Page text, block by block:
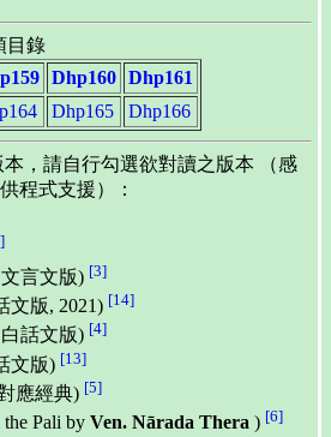
目錄
Dhp160 Dhp161
Dhp165 Dhp166
，請自行勾選欲對讀之版本 （感
程式支援）：
言文版) [3]
文版, 2021) [14]
話文版) [4]
文版) [13]
應經典) [5]
Pali by Ven. Nārada Thera ) [6]